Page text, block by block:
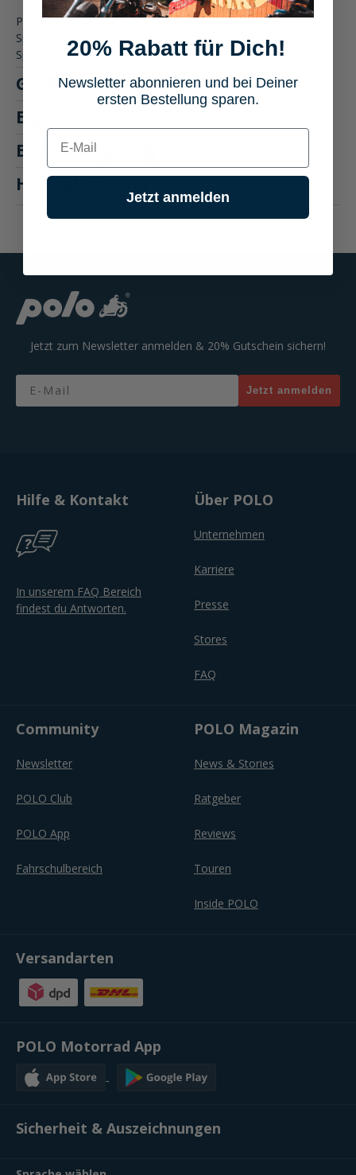
Produktbeschreibung: BGS Nippelspanner Speichen-
Spannschlüssel Der BGS Nippelspanner Speichen-
Spannschlüssel vereint Präzisi…Mehr
Größentabelle
Eigenschaften
Bewertungen
Hersteller "BGS"
Jetzt zum Newsletter anmelden & 20% Gutschein sichern!
Email
Jetzt anmelden
Hilfe & Kontakt
In unserem FAQ Bereich
findest du Antworten.
Über POLO
Unternehmen
Karriere
Presse
Stores
FAQ
Community
Newsletter
POLO Club
POLO App
Fahrschulbereich
POLO Magazin
News & Stories
Ratgeber
Reviews
Touren
Inside POLO
Versandarten
POLO Motorrad App
Sicherheit & Auszeichnungen
20% Rabatt für Dich!
Newsletter abonnieren und bei Deiner
ersten Bestellung sparen.
E-mail
Jetzt anmelden